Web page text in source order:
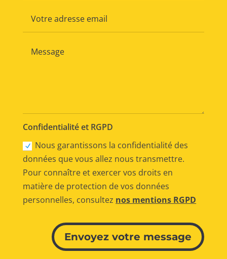
Confidentialité et RGPD
Nous garantissons la confidentialité des
données que vous allez nous transmettre.
Pour connaître et exercer vos droits en
matière de protection de vos données
personnelles, consultez nos mentions RGPD
Envoyez votre message